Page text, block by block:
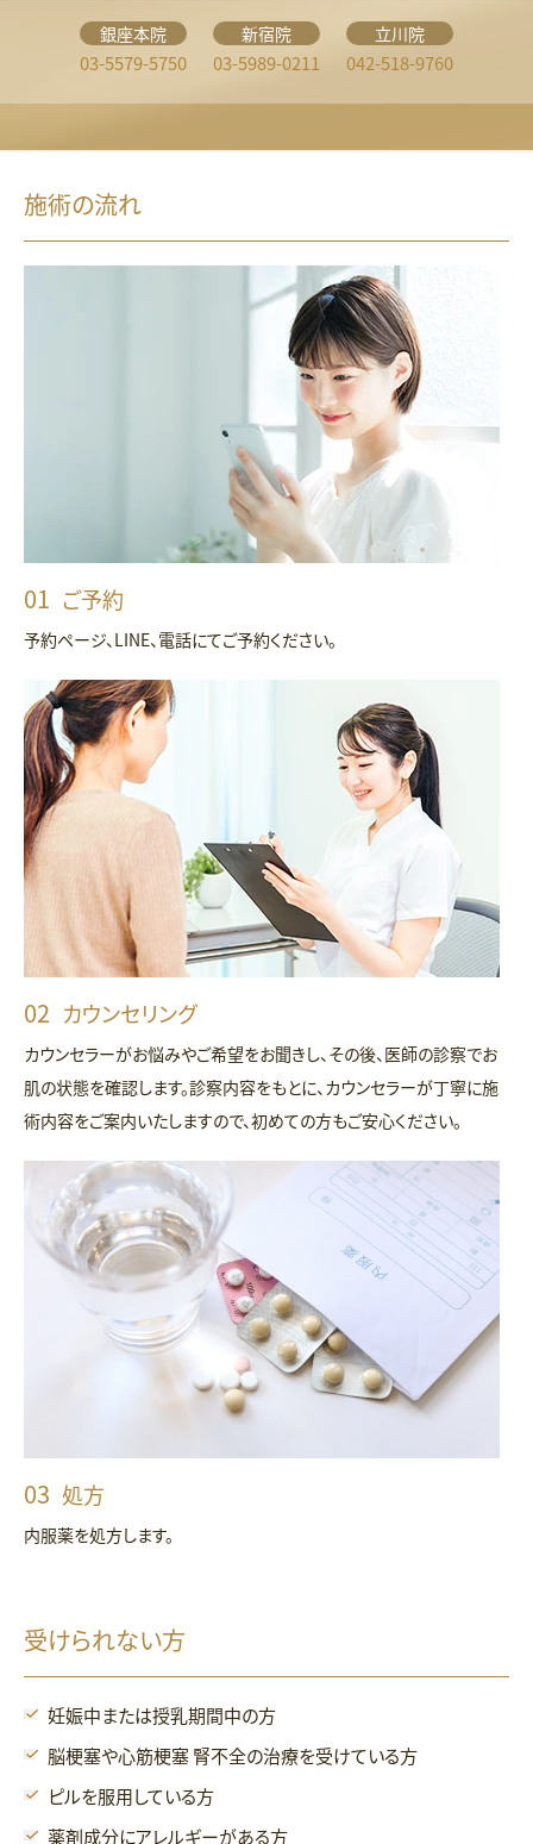
銀座本院
03-5579-5750
新宿院
03-5989-0211
立川院
042-518-9760
施術の流れ
ご予約
予約ページ、LINE、電話にてご予約ください。
カウンセリング
カウンセラーがお悩みやご希望をお聞きし、その後、医師の診察でお
肌の状態を確認します。診察内容をもとに、カウンセラーが丁寧に施
術内容をご案内いたしますので、初めての方もご安心ください。
処方
内服薬を処方します。
受けられない方
妊娠中または授乳期間中の方
脳梗塞や心筋梗塞 腎不全の治療を受けている方
ピルを服用している方
薬剤成分にアレルギーがある方